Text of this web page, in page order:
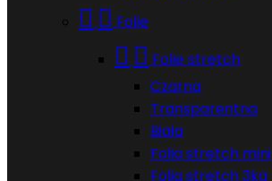
  Folie
  Folie stretch
Czarna
Transparentna
Biała
Folia stretch mini
Folia stretch 3kg